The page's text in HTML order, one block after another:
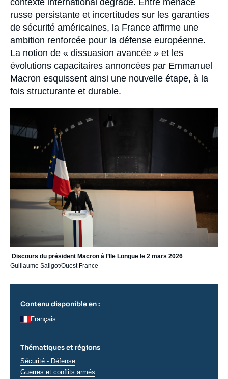
contexte international dégradé. Entre menace
russe persistante et incertitudes sur les garanties
de sécurité américaines, la France affirme une
ambition renforcée pour la défense européenne.
La notion de « dissuasion avancée » et les
évolutions capacitaires annoncées par Emmanuel
Macron esquissent ainsi une nouvelle étape, à la
fois structurante et durable.
Discours du président Macron à l’Ile Longue le 2 mars 2026
Guillaume Saligot/Ouest France
Contenu disponible en :
Français
Thématiques et régions
Thématiques
analyses
Sécurité - Défense
Guerres et conflits armés